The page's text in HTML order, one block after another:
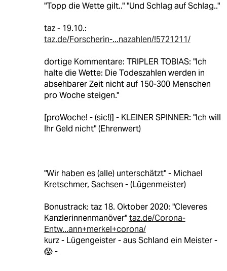
"Topp die Wette gilt.." "Und Schlag auf Schlag.."
taz - 19.10.:
taz.de/Forscherin-...nazahlen/!5721211/
dortige Kommentare: TRIPLER TOBIAS: "Ich
halte die Wette: Die Todeszahlen werden in
absehbarer Zeit nicht auf 150-300 Menschen
pro Woche steigen."
[proWoche! - (sic!)] - KLEINER SPINNER: "Ich will
Ihr Geld nicht" (Ehrenwert)
"Wir haben es (alle) unterschätzt" - Michael
Kretschmer, Sachsen - (Lügenmeister)
Bonustrack: taz 18. Oktober 2020: "Cleveres
Kanzlerinnenmanöver"taz.de/Corona-
Entw...ann+merkel+corona/
kurz - Lügengeister - aus Schland ein Meister -
😱 -